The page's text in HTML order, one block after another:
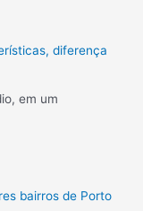
diferença
em um
bairros de Porto